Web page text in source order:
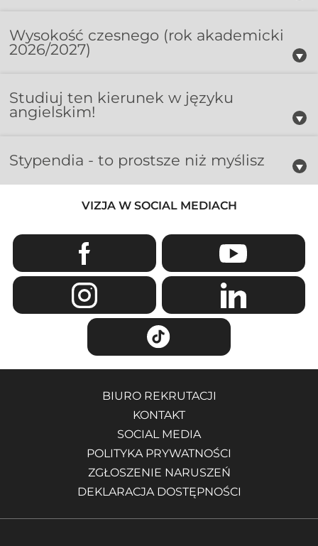
Wysokość czesnego (rok akademicki
2026/2027)
Studiuj ten kierunek w języku
angielskim!
Stypendia - to prostsze niż myślisz
VIZJA W SOCIAL MEDIACH
BIURO REKRUTACJI
KONTAKT
SOCIAL MEDIA
POLITYKA PRYWATNOŚCI
ZGŁOSZENIE NARUSZEŃ
DEKLARACJA DOSTĘPNOŚCI